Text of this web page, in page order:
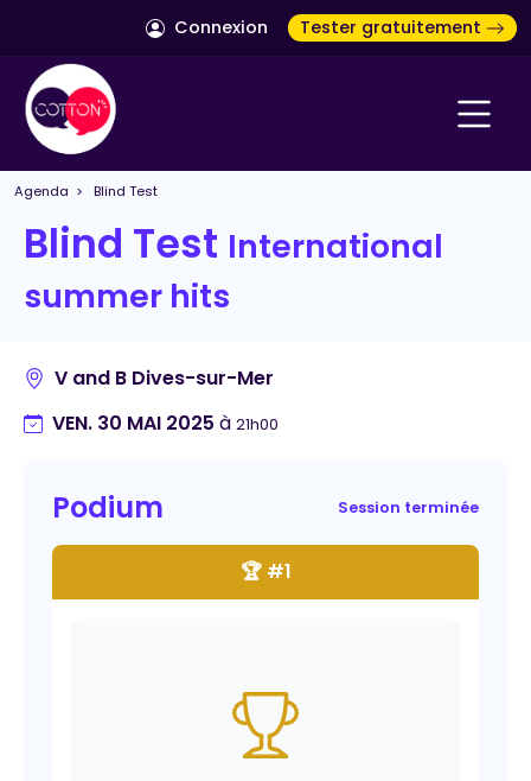
Connexion Tester gratuitement
Agenda > Blind Test
Blind Test International
summer hits
V and B Dives-sur-Mer
VEN. 30 MAI 2025 à 21h00
Podium Session terminée
🏆 #1